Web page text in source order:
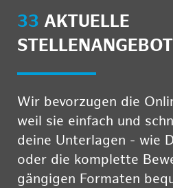
33 AKTUELLE
Wir bevorzugen die
weil sie einfach und
deine Unterlagen - wie
oder die komplette
gängigen Formaten